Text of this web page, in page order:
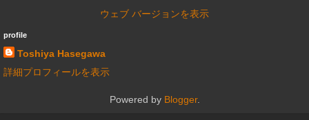
ウェブ バージョンを表示
profile
Toshiya Hasegawa
詳細プロフィールを表示
Powered by Blogger.